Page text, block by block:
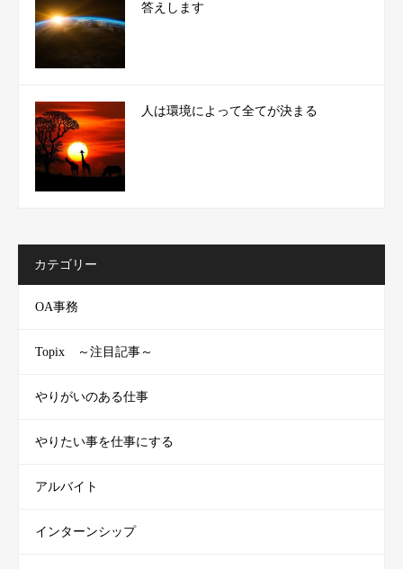
答えします
人は環境によって全てが決まる
カテゴリー
OA事務
Topix ～注目記事～
やりがいのある仕事
やりたい事を仕事にする
アルバイト
インターンシップ